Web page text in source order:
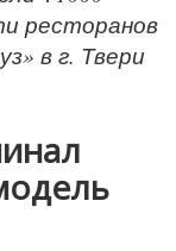
ресторанов
в г. Твери